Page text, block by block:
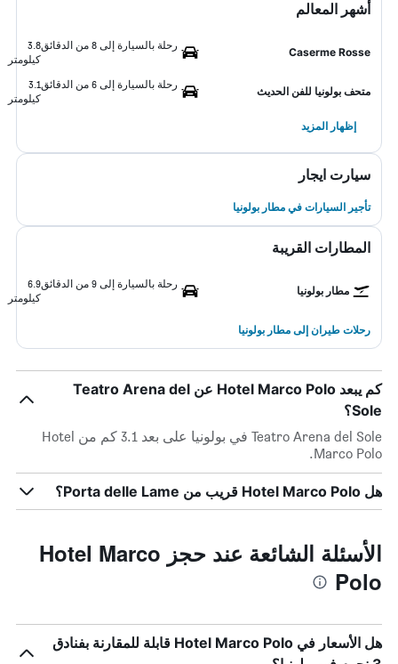
أشهر المعالم
Caserme Rosse
رحلة بالسيارة إلى 8 من الدقائق
3.8
كيلومتر
متحف بولونيا للفن الحديث
رحلة بالسيارة إلى 6 من الدقائق
3.1
كيلومتر
إظهار المزيد
سيارت ايجار
تأجير السيارات في مطار بولونيا
المطارات القريبة
مطار بولونيا
رحلة بالسيارة إلى 9 من الدقائق
6.9
كيلومتر
رحلات طيران إلى مطار بولونيا
كم يبعد Hotel Marco Polo عن Teatro Arena del
Sole؟
Teatro Arena del Sole في بولونيا على بعد 3.1 كم من Hotel
Marco Polo.
هل Hotel Marco Polo قريب من Porta delle Lame؟
الأسئلة الشائعة عند حجز Hotel Marco
Polo
هل الأسعار في Hotel Marco Polo قابلة للمقارنة بفنادق